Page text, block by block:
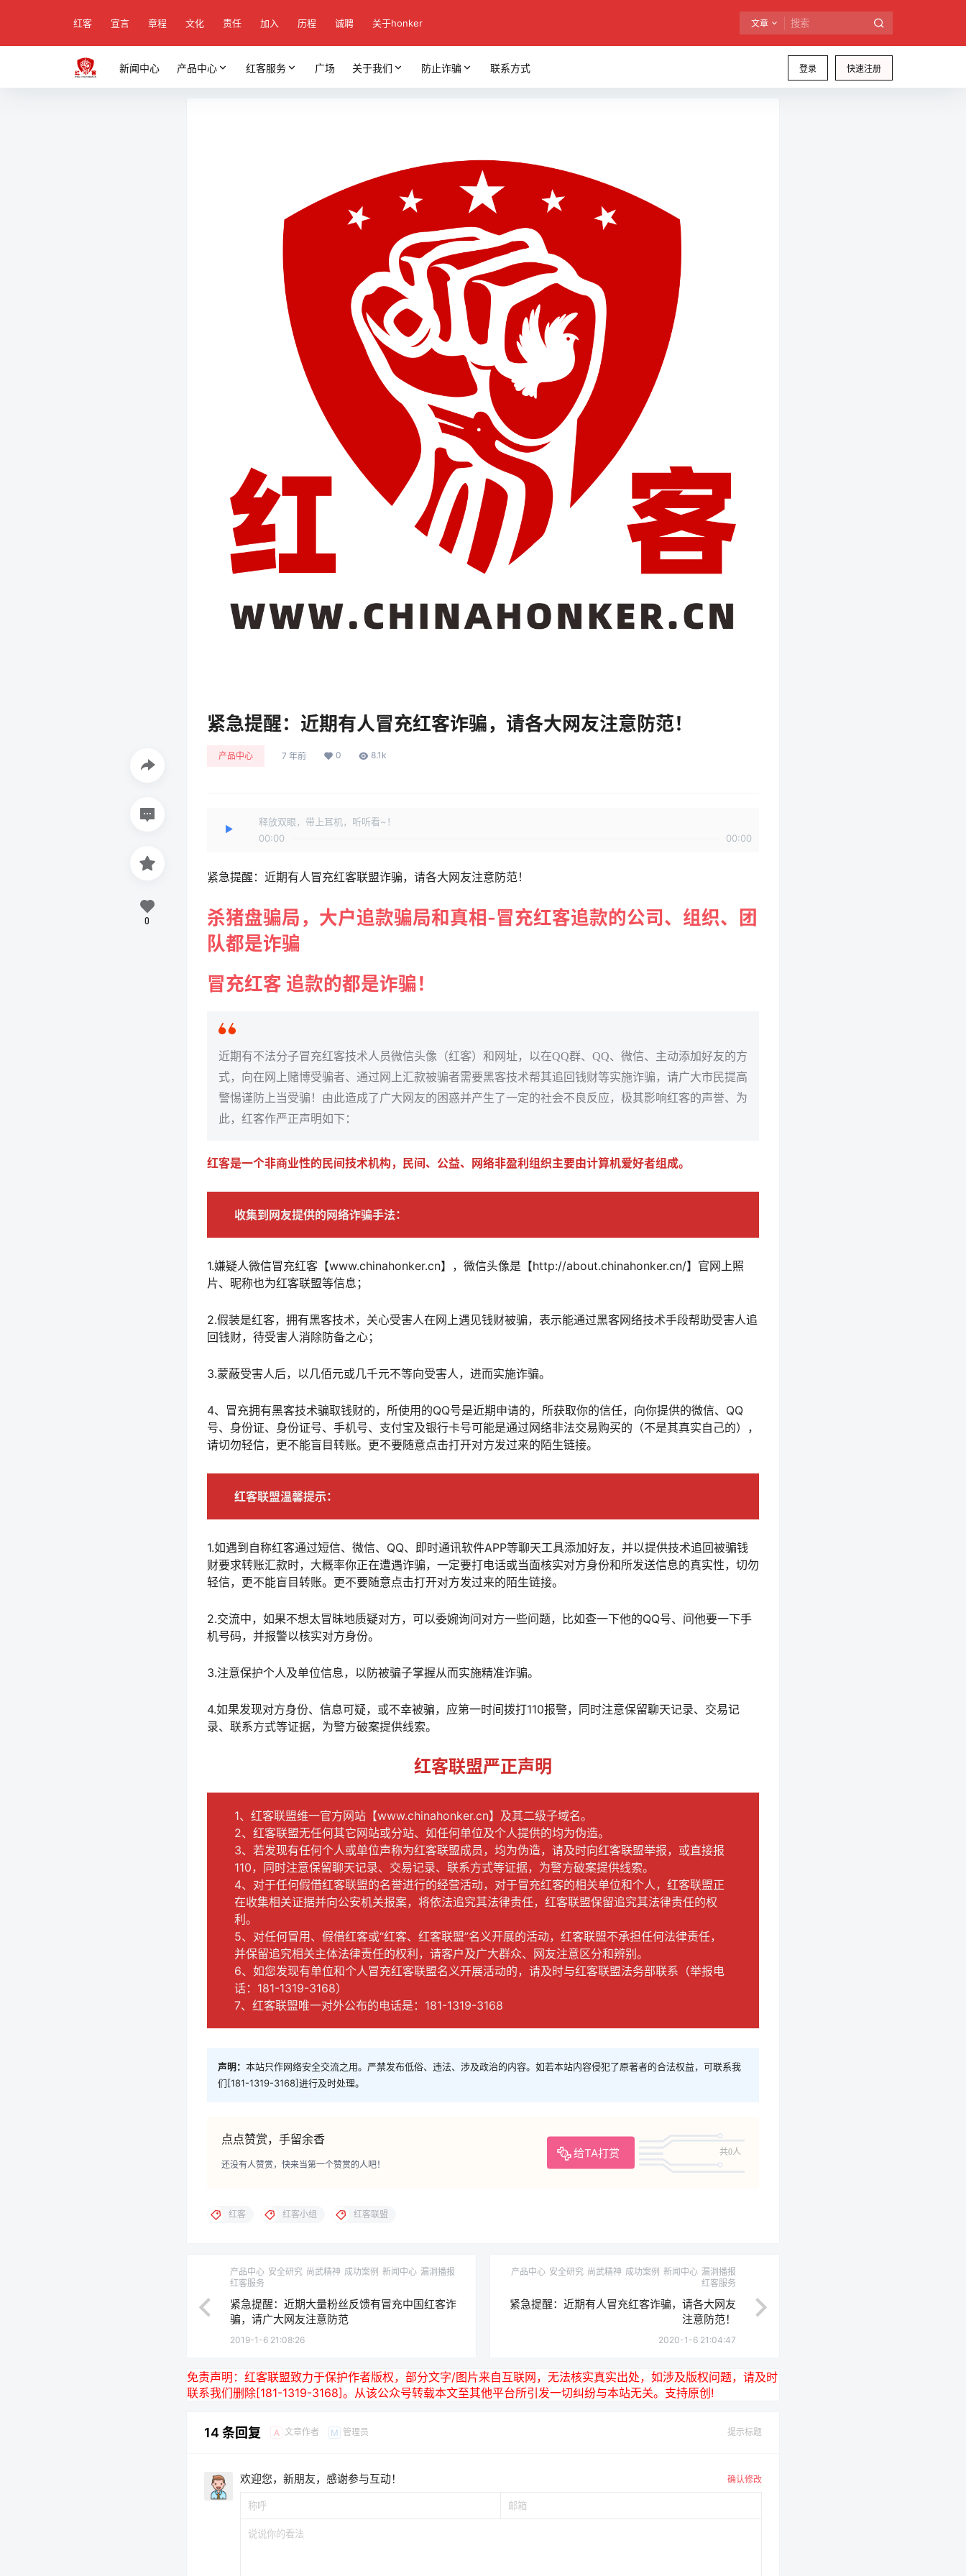
红客 宣言 章程 文化 责任 加入 历程 诚聘 关于honker 文章
登录 快速注册
新闻中心 产品中心 红客服务 广场 关于我们 防止诈骗 联系方式
紧急提醒：近期有人冒充红客诈骗，请各大网友注意防范！
产品中心 7 年前 0 8.1k
释放双眼，带上耳机，听听看~！
00:00
00:00
紧急提醒：近期有人冒充红客联盟诈骗，请各大网友注意防范！
杀猪盘骗局，大户追款骗局和真相-冒充红客追款的公司、组织、团
队都是诈骗
冒充红客 追款的都是诈骗！
近期有不法分子冒充红客技术人员微信头像（红客）和网址，以在QQ群、QQ、微信、主动添加好友的方
式，向在网上赌博受骗者、通过网上汇款被骗者需要黑客技术帮其追回钱财等实施诈骗，请广大市民提高
警惕谨防上当受骗！由此造成了广大网友的困惑并产生了一定的社会不良反应，极其影响红客的声誉、为
此，红客作严正声明如下：
红客是一个非商业性的民间技术机构，民间、公益、网络非盈利组织主要由计算机爱好者组成。
收集到网友提供的网络诈骗手法：
1.嫌疑人微信冒充红客【www.chinahonker.cn】，微信头像是【http://about.chinahonker.cn/】官网上照
片、昵称也为红客联盟等信息；
2.假装是红客，拥有黑客技术，关心受害人在网上遇见钱财被骗，表示能通过黑客网络技术手段帮助受害人追
回钱财，待受害人消除防备之心；
3.蒙蔽受害人后，以几佰元或几千元不等向受害人，进而实施诈骗。
4、冒充拥有黑客技术骗取钱财的，所使用的QQ号是近期申请的，所获取你的信任，向你提供的微信、QQ
号、身份证、身份证号、手机号、支付宝及银行卡号可能是通过网络非法交易购买的（不是其真实自己的），
请切勿轻信，更不能盲目转账。更不要随意点击打开对方发过来的陌生链接。
红客联盟温馨提示：
1.如遇到自称红客通过短信、微信、QQ、即时通讯软件APP等聊天工具添加好友，并以提供技术追回被骗钱
财要求转账汇款时，大概率你正在遭遇诈骗，一定要打电话或当面核实对方身份和所发送信息的真实性，切勿
轻信，更不能盲目转账。更不要随意点击打开对方发过来的陌生链接。
2.交流中，如果不想太冒昧地质疑对方，可以委婉询问对方一些问题，比如查一下他的QQ号、问他要一下手
机号码，并报警以核实对方身份。
3.注意保护个人及单位信息，以防被骗子掌握从而实施精准诈骗。
4.如果发现对方身份、信息可疑，或不幸被骗，应第一时间拨打110报警，同时注意保留聊天记录、交易记
录、联系方式等证据，为警方破案提供线索。
红客联盟严正声明
1、红客联盟维一官方网站【www.chinahonker.cn】及其二级子域名。
2、红客联盟无任何其它网站或分站、如任何单位及个人提供的均为伪造。
3、若发现有任何个人或单位声称为红客联盟成员，均为伪造，请及时向红客联盟举报，或直接报
110，同时注意保留聊天记录、交易记录、联系方式等证据，为警方破案提供线索。
4、对于任何假借红客联盟的名誉进行的经营活动，对于冒充红客的相关单位和个人，红客联盟正
在收集相关证据并向公安机关报案，将依法追究其法律责任，红客联盟保留追究其法律责任的权
利。
5、对任何冒用、假借红客或“红客、红客联盟”名义开展的活动，红客联盟不承担任何法律责任，
并保留追究相关主体法律责任的权利，请客户及广大群众、网友注意区分和辨别。
6、如您发现有单位和个人冒充红客联盟名义开展活动的，请及时与红客联盟法务部联系（举报电
话：181-1319-3168）
7、红客联盟唯一对外公布的电话是：181-1319-3168
声明： 本站只作网络安全交流之用。严禁发布低俗、违法、涉及政治的内容。如若本站内容侵犯了原著者的合法权益，可联系我
们[181-1319-3168]进行及时处理。
点点赞赏，手留余香
给TA打赏 共0人
还没有人赞赏，快来当第一个赞赏的人吧！
0
红客 红客小组 红客联盟
产品中心 安全研究 尚武精神 成功案例 新闻中心 漏洞播报
红客服务
紧急提醒：近期大量粉丝反馈有冒充中国红客诈
骗，请广大网友注意防范
2019-1-6 21:08:26
产品中心 安全研究 尚武精神 成功案例 新闻中心 漏洞播报
红客服务
紧急提醒：近期有人冒充红客诈骗，请各大网友
注意防范！
2020-1-6 21:04:47
免责声明： 红客联盟致力于保护作者版权，部分文字/图片来自互联网，无法核实真实出处，如涉及版权问题，请及时
联系我们删除[181-1319-3168]。从该公众号转载本文至其他平台所引发一切纠纷与本站无关。支持原创!
14 条回复 A 文章作者 M 管理员 提示标题
欢迎您，新朋友，感谢参与互动！ 确认修改